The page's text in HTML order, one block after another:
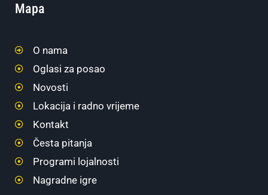
Mapa
O nama
Oglasi za posao
Novosti
Lokacija i radno vrijeme
Kontakt
Česta pitanja
Programi lojalnosti
Nagradne igre